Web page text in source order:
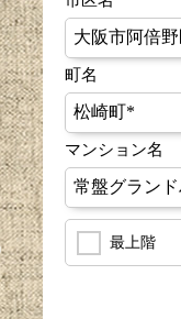
町名
マンション名
最上階